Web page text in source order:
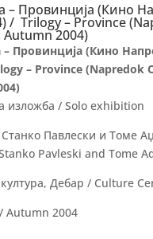
– Провинција (Кино
/ Trilogy – Province
Autumn 2004)
– Провинција (Кино
– Province (Napredok
изложба / Solo exhibition
Павлески и Томе
Pavleski and Tome
Дебар / Culture
Autumn 2004